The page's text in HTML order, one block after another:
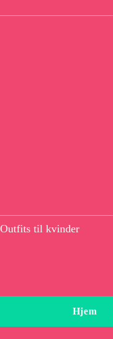
til kvinder
Hjem